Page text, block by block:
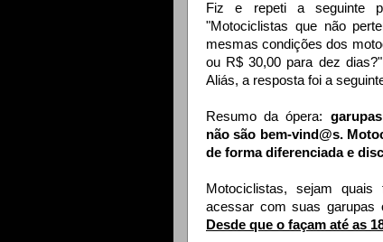
Fiz e repeti a seguinte
"Motociclistas que não
mesmas condições dos
ou R$ 30,00 para dez dias?"
Aliás, a resposta foi a
Resumo da ópera:
não são bem-vind@s.
de forma diferenciada e
Motociclistas, sejam quais
acessar com suas garupas
Desde que o façam até as